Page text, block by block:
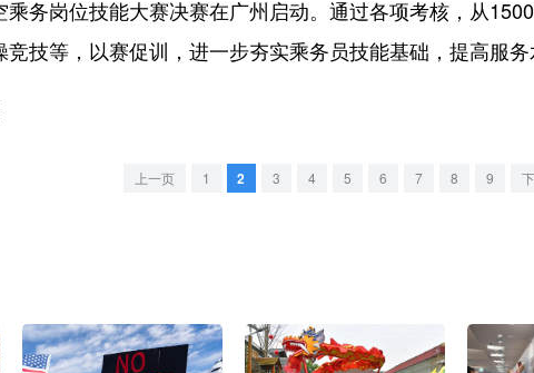
岗位技能大赛决赛在广州启动。通过各项考核，从
技等，以赛促训，进一步夯实乘务员技能基础，提高服务
上一页 1 2 3 4 5 6 7 8 9